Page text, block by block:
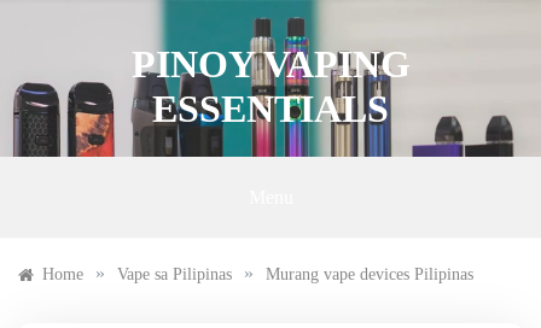
PINOY VAPING
ESSENTIALS
Home » Vape sa Pilipinas » Murang vape devices Pilipinas